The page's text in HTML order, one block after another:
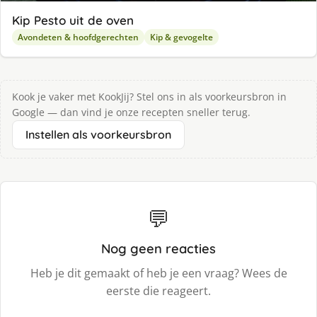
Kip Pesto uit de oven
Avondeten & hoofdgerechten Kip & gevogelte
Kook je vaker met KookJij? Stel ons in als voorkeursbron in
Google — dan vind je onze recepten sneller terug.
Instellen als voorkeursbron
💬
Nog geen reacties
Heb je dit gemaakt of heb je een vraag? Wees de
eerste die reageert.